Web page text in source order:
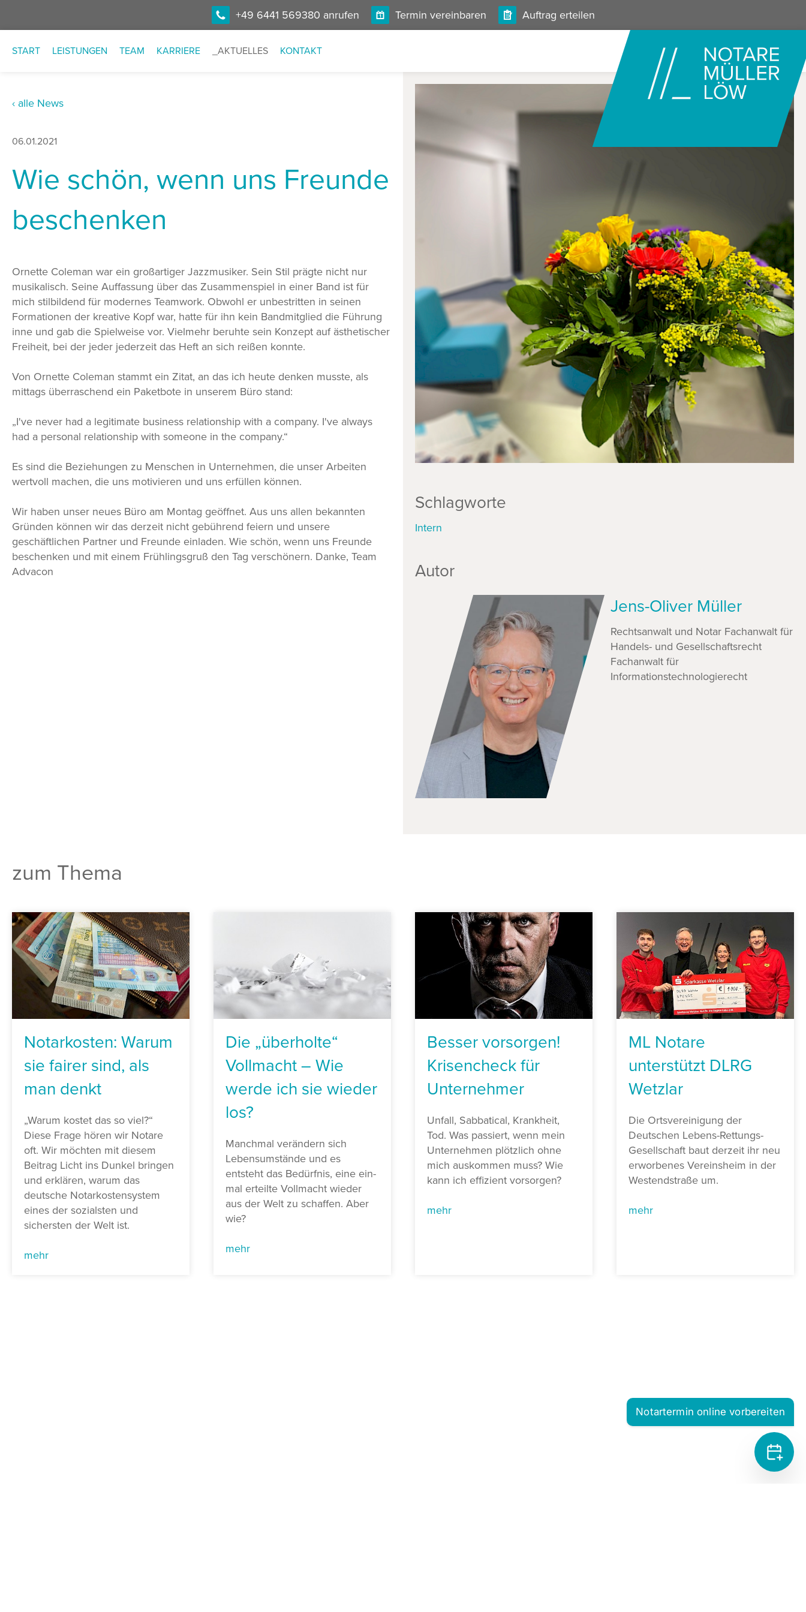
+49 6441 569380 anrufen Termin vereinbaren Auftrag erteilen
START LEISTUNGEN TEAM KARRIERE AKTUELLES KONTAKT
‹ alle News
06.01.2021
Wie schön, wenn uns Freunde
beschenken
Ornette Coleman war ein großartiger Jazzmusiker. Sein Stil prägte nicht nur
musikalisch. Seine Auffassung über das Zusammenspiel in einer Band ist für
mich stilbildend für modernes Teamwork. Obwohl er unbestritten in seinen
Formationen der kreative Kopf war, hatte für ihn kein Bandmitglied die Führung
inne und gab die Spielweise vor. Vielmehr beruhte sein Konzept auf ästhetischer
Freiheit, bei der jeder jederzeit das Heft an sich reißen konnte.
Von Ornette Coleman stammt ein Zitat, an das ich heute denken musste, als
mittags überraschend ein Paketbote in unserem Büro stand:
„I've never had a legitimate business relationship with a company. I've always
had a personal relationship with someone in the company.“
Es sind die Beziehungen zu Menschen in Unternehmen, die unser Arbeiten
wertvoll machen, die uns motivieren und uns erfüllen können.
Wir haben unser neues Büro am Montag geöffnet. Aus uns allen bekannten
Gründen können wir das derzeit nicht gebührend feiern und unsere
geschäftlichen Partner und Freunde einladen. Wie schön, wenn uns Freunde
beschenken und mit einem Frühlingsgruß den Tag verschönern. Danke, Team
Advacon
Schlagworte
Intern
Autor
Jens-Oliver Müller
Rechtsanwalt und Notar Fachanwalt für
Handels- und Gesellschaftsrecht
Fachanwalt für
Informationstechnologierecht
zum Thema
Notarkosten: Warum
sie fairer sind, als
man denkt
„Warum kostet das so viel?“
Diese Frage hören wir Notare
oft. Wir möchten mit diesem
Beitrag Licht ins Dunkel bringen
und erklären, warum das
deutsche Notarkostensystem
eines der sozialsten und
sichersten der Welt ist.
mehr
Die „überholte“
Vollmacht – Wie
werde ich sie wieder
los?
Manchmal verändern sich
Lebensumstände und es
entsteht das Bedürfnis, eine ein-
mal erteilte Vollmacht wieder
aus der Welt zu schaffen. Aber
wie?
mehr
Besser vorsorgen!
Krisencheck für
Unternehmer
Unfall, Sabbatical, Krankheit,
Tod. Was passiert, wenn mein
Unternehmen plötzlich ohne
mich auskommen muss? Wie
kann ich effizient vorsorgen?
mehr
ML Notare
unterstützt DLRG
Wetzlar
Die Ortsvereinigung der
Deutschen Lebens-Rettungs-
Gesellschaft baut derzeit ihr neu
erworbenes Vereinsheim in der
Westendstraße um.
mehr
Notartermin online vorbereiten